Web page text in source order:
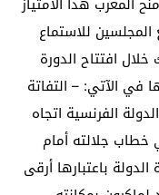
للاستماع
افتتاح الدورة
في الآتي: – التفاتة
الفرنسية اتجاه
خطاب جلالته أمام
باعتبارها أرقى